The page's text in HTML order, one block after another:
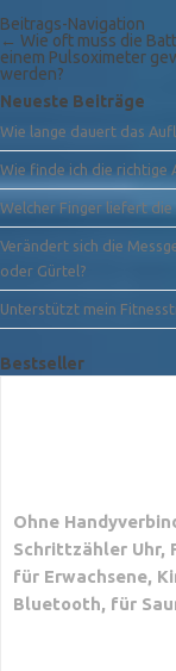
Beitrags-Navigation
← Wie oft muss die
einem Pulsoximeter
werden?
Neueste Beiträge
Wie lange dauert das
Wie finde ich die richtige
Welcher Finger liefert die
Verändert sich die
oder Gürtel?
Unterstützt mein
Bestseller
Ohne
Schrittzähler Uhr,
für Erwachsene,
Bluetooth, für